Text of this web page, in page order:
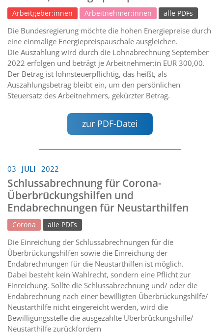
Arbeitgeber:innen Arbeitnehmer:innen alle PDFs
Die Bundesregierung möchte die hohen Energiepreise durch
eine einmalige Energiepreispauschale ausgleichen.
Die Auszahlung wird durch die Lohnabrechnung September
2022 erfolgen und beträgt je Arbeitnehmer:in EUR 300,00.
Der Betrag ist lohnsteuerpflichtig, das heißt, als
Auszahlungsbetrag bleibt ein, um den persönlichen
Steuersatz des Arbeitnehmers, gekürzter Betrag.
zur PDF-Datei
03 JULI 2022
Schlussabrechnung für Corona-
Überbrückungshilfen und
Endabrechnungen für Neustarthilfen
Corona alle PDFs
Die Einreichung der Schlussabrechnungen für die
Überbrückungshilfen sowie die Einreichung der
Endabrechnungen für die Neustarthilfen ist möglich.
Dabei besteht kein Wahlrecht, sondern eine Pflicht zur
Einreichung. Sollte die Schlussabrechnung und/ oder die
Endabrechnung nach einer bewilligten Überbrückungshilfe/
Neustarthilfe nicht eingereicht werden, wird die
Bewilligungsstelle die ausgezahlte Überbrückungshilfe/
Neustarthilfe zurückfordern